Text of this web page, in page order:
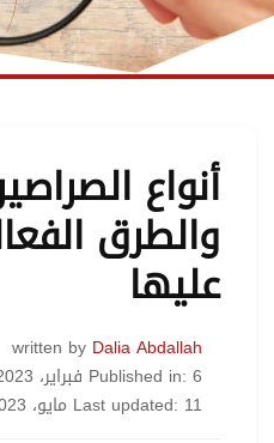
أنواع
والطرق
عليها
written by Dalia Abdallah
Published in: 6 فبراير، 2023
Last updated: 11 مايو، 2023